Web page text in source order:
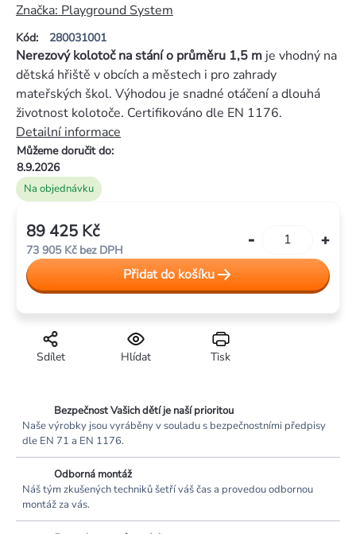
Kód: 280031001
hodnocení
produktu
je
0,0
5
hvězdiček.
Značka: Playground System
Na objednávku
Můžeme doručit do:
8.9.2026
Nerezový kolotoč na stání o průměru 1,5 m je vhodný na
dětská hřiště v obcích a městech i pro zahrady
mateřských škol. Výhodou je snadné otáčení a dlouhá
životnost kolotoče. Certifikováno dle EN 1176.
Detailní informace
Tisk
Hlídat
Sdílet
89 425 Kč
73 905 Kč bez DPH
cena:
Přidat do košíku
Bezpečnost Vašich dětí je naší prioritou
Naše výrobky jsou vyráběny v souladu s bezpečnostními předpisy
dle EN 71 a EN 1176.
Odborná montáž
Náš tým zkušených techniků šetří váš čas a provedou odbornou
montáž za vás.